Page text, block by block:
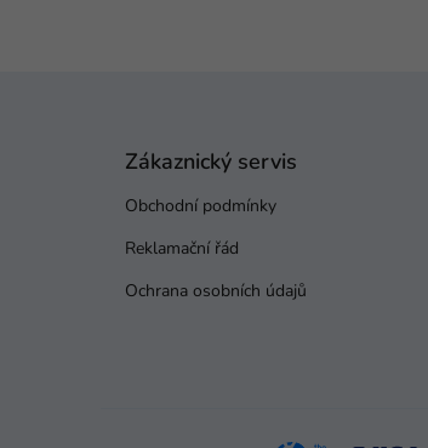
Zákaznický servis
Obchodní podmínky
Reklamační řád
Ochrana osobních údajů